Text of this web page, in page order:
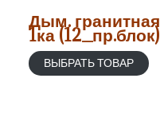
Дым. гранитная
1ка (12_пр.блок)
ВЫБРАТЬ ТОВАР